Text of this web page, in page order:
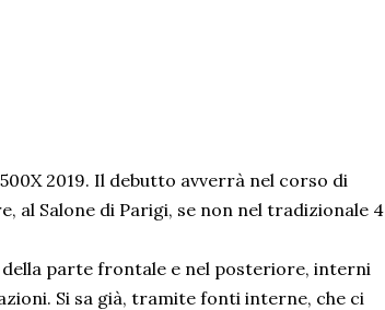
2019. Il debutto avverrà nel corso di
al Salone di Parigi, se non nel tradizionale 4
parte frontale e nel posteriore, interni
Si sa già, tramite fonti interne, che ci